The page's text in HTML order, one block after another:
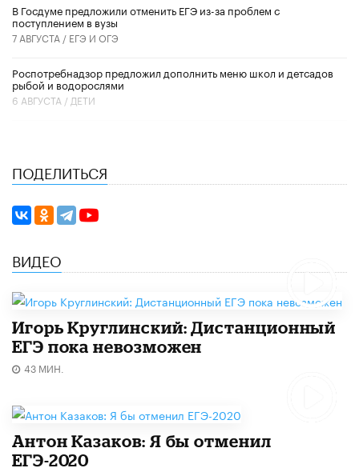
В Госдуме предложили отменить ЕГЭ из-за проблем с
поступлением в вузы
7 АВГУСТА / ЕГЭ И ОГЭ
Роспотребнадзор предложил дополнить меню школ и детсадов
рыбой и водорослями
6 АВГУСТА / ДЕТИ
ПОДЕЛИТЬСЯ
ВИДЕО
Игорь Круглинский: Дистанционный
ЕГЭ пока невозможен
43 МИН.
Антон Казаков: Я бы отменил
ЕГЭ-2020